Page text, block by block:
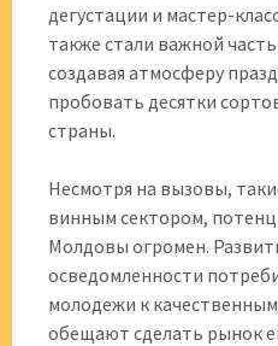
дегустации и мастер-
также стали важной
создавая атмосферу
пробовать десятки
страны.
Несмотря на вызовы,
винным сектором,
Молдовы огромен.
осведомленности
молодежи к
обещают сделать рынок